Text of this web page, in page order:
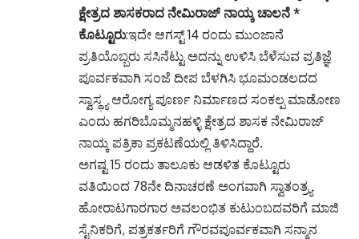
ಕ್ಷೇತ್ರದ ಶಾಸಕರಾದ ನೇಮಿರಾಜ್ ನಾಯ್ಕ ಚಾಲನೆ *
ಕೊಟ್ಟೂರು:ಇದೇ ಆಗಸ್ಟ್ 14 ರಂದು ಮುಂಜಾನೆ
ಪ್ರತಿಯೊಬ್ಬರು ಸಸಿನೆಟ್ಟು ಅದನ್ನು ಉಳಿಸಿ ಬೆಳೆಸುವ ಪ್ರತಿಜ್ಞೆ
ಪೂರ್ವಕವಾಗಿ ಸಂಜೆ ದೀಪ ಬೆಳಗಿಸಿ ಭೂಮಂಡಲದದ
ಸ್ವಾಸ್ಥ್ಯ ಆರೋಗ್ಯ ಪೂರ್ಣ ನಿರ್ಮಾಣದ ಸಂಕಲ್ಪ ಮಾಡೋಣ
ಎಂದು ಹಗರಿಬೊಮ್ಮನಹಳ್ಳಿ ಕ್ಷೇತ್ರದ ಶಾಸಕ ನೇಮಿರಾಜ್
ನಾಯ್ಕ ಪತ್ರಿಕಾ ಪ್ರಕಟಣೆಯಲ್ಲಿ ತಿಳಿಸಿದ್ದಾರೆ.
ಅಗಷ್ಟ 15 ರಂದು ತಾಲೂಕು ಆಡಳಿತ ಕೊಟ್ಟೂರು
ವತಿಯಿಂದ 78ನೇ ದಿನಾಚರಣೆ ಅಂಗವಾಗಿ ಸ್ವಾತಂತ್ರ್ಯ
ಹೋರಾಟಗಾರಗಾರ ಅವಲಂಭಿತ ಕುಟುಂಬದವರಿಗೆ ಮಾಜಿ
ಸೈನಿಕರಿಗೆ, ಪತ್ರಕರ್ತರಿಗೆ ಗೌರವಪೂರ್ವಕವಾಗಿ ಸನ್ಮಾನ